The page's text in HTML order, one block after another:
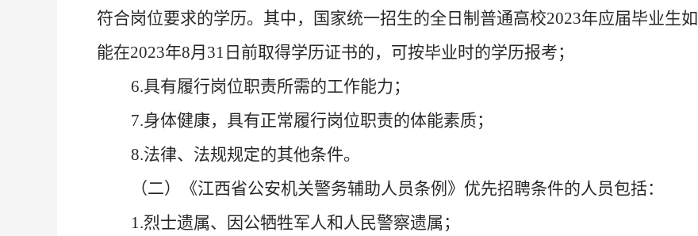
符合岗位要求的学历。 其中，国家统一招生的全日制普通高校2023年应届毕业生如
能在2023年8月 31日 前取得学历证书的，可按毕业时的学历报考；
6.具有履行岗位职责所需的工作能力；
7.身体健康，具有正常履行岗位职责的体能素质；
8.法律、法规规定的其他条件。
（二）《江西省公安机关警务辅助人员条例》优先招聘条件的人员包括：
1.烈士遗属、因公牺牲军人和人民警察遗属；